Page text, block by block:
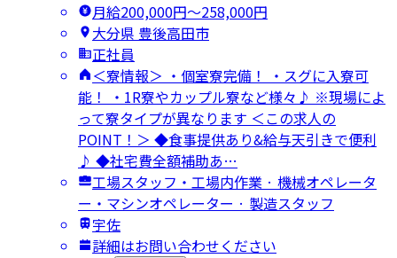
月給200,000円〜258,000円
大分県 豊後高田市
正社員
＜寮情報＞ ・個室寮完備！ ・スグに入寮可
能！ ・1R寮やカップル寮など様々♪ ※現場によ
って寮タイプが異なります ＜この求人の
POINT！＞ ◆食事提供あり&給与天引きで便利
♪ ◆社宅費全額補助あ…
工場スタッフ・工場内作業 · 機械オペレータ
ー・マシンオペレーター · 製造スタッフ
宇佐
詳細はお問い合わせください